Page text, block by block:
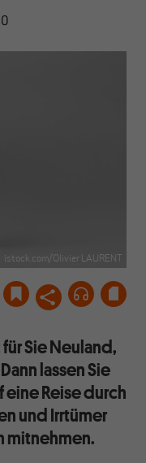
istock.com/Olivier LAURENT
Sie Neuland,
lassen Sie
eine Reise durch
und Irrtümer
mitnehmen.